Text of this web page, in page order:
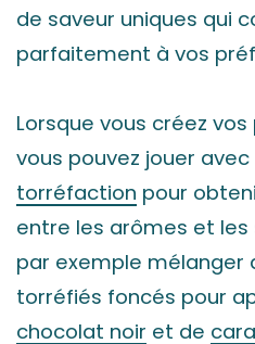
de saveur uniques qui
parfaitement à vos
Lorsque vous créez
vous pouvez jouer
torréfaction pour
entre les arômes et les
par exemple mélanger
torréfiés foncés pour
chocolat noir et de